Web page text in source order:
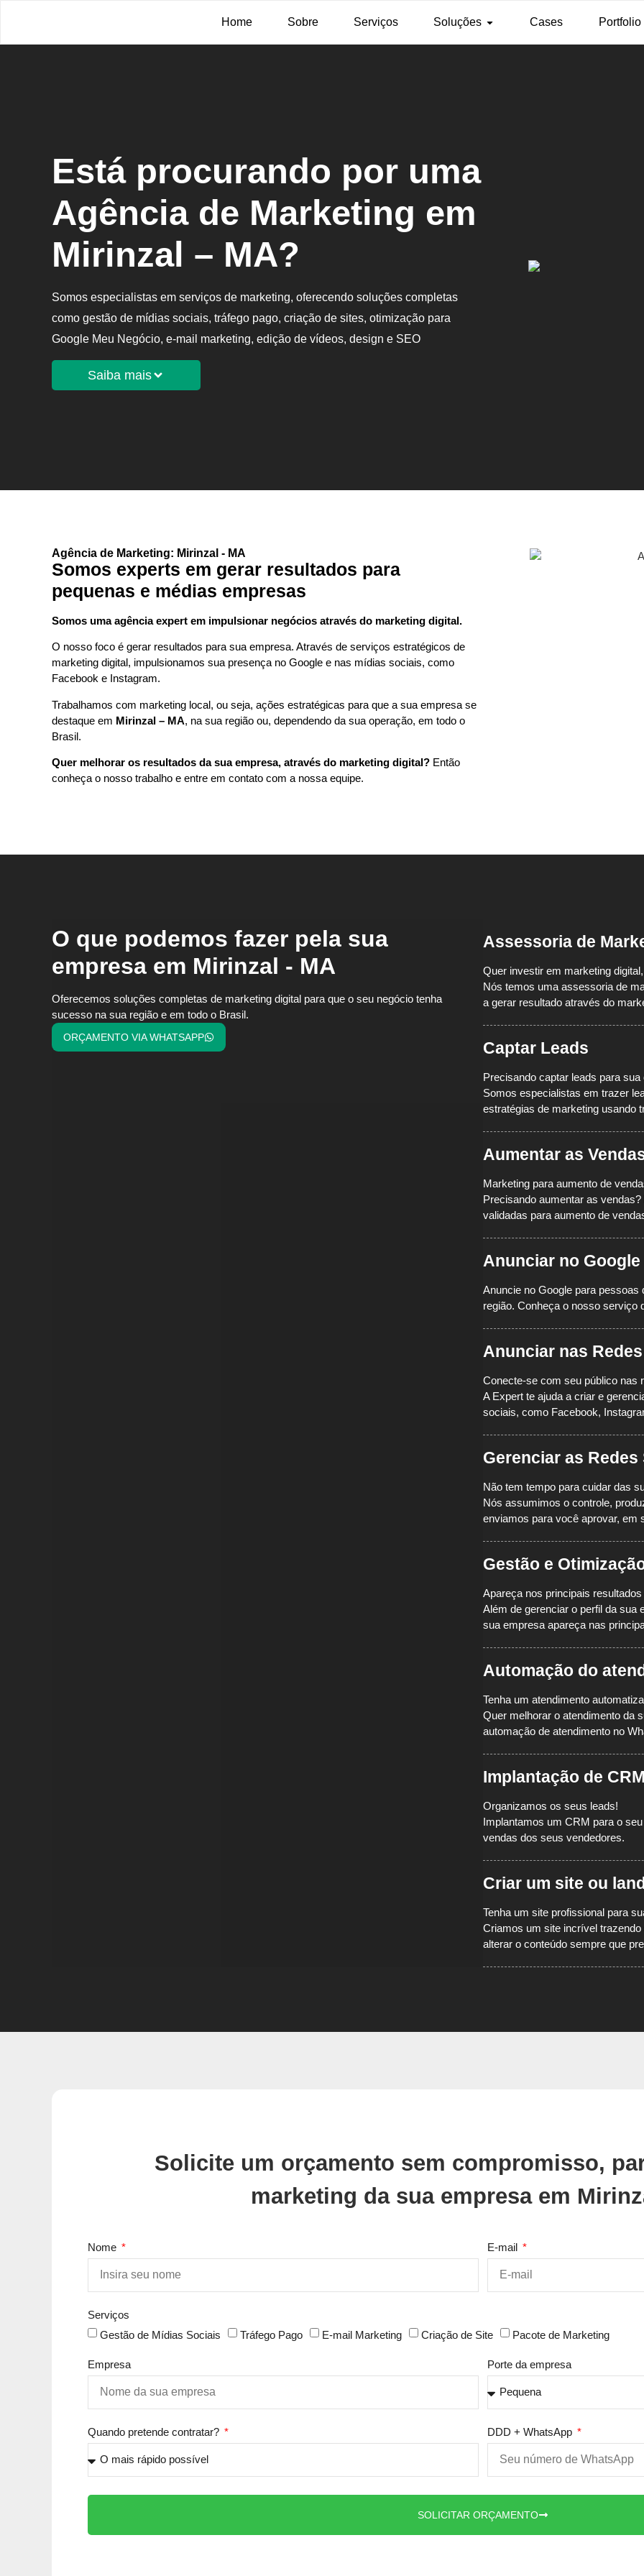
Home Sobre Serviços Soluções Cases Portfolio
Está procurando por uma
Agência de Marketing em
Mirinzal – MA?
Somos especialistas em serviços de marketing, oferecendo soluções completas
como gestão de mídias sociais, tráfego pago, criação de sites, otimização para
Google Meu Negócio, e-mail marketing, edição de vídeos, design e SEO
Saiba mais
Agência de Marketing: Mirinzal - MA
Somos experts em gerar resultados para
pequenas e médias empresas
Somos uma agência expert em impulsionar negócios através do marketing digital.
O nosso foco é gerar resultados para sua empresa. Através de serviços estratégicos de
marketing digital, impulsionamos sua presença no Google e nas mídias sociais, como
Facebook e Instagram.
Trabalhamos com marketing local, ou seja, ações estratégicas para que a sua empresa se
destaque em Mirinzal – MA, na sua região ou, dependendo da sua operação, em todo o
Brasil.
Quer melhorar os resultados da sua empresa, através do marketing digital? Então
conheça o nosso trabalho e entre em contato com a nossa equipe.
O que podemos fazer pela sua
empresa em Mirinzal - MA
Oferecemos soluções completas de marketing digital para que o seu negócio tenha
sucesso na sua região e em todo o Brasil.
ORÇAMENTO VIA WHATSAPP
Assessoria de
Quer investir em marketing
Nós temos uma assessoria de
a gerar resultado através do
Captar Leads
Precisando captar leads para
Somos especialistas em trazer
estratégias de marketing usando
Aumentar as
Marketing para aumento de
Precisando aumentar as
validadas para aumento de
Anunciar no Google
Anuncie no Google para
região. Conheça o nosso serviço
Anunciar nas
Conecte-se com seu público nas
A Expert te ajuda a criar e
sociais, como Facebook,
Gerenciar as Redes
Não tem tempo para cuidar das
Nós assumimos o controle,
enviamos para você aprovar, em
Gestão e
Apareça nos principais
Além de gerenciar o perfil da sua
sua empresa apareça nas
Automação do
Tenha um atendimento
Quer melhorar o atendimento da
automação de atendimento no
Implantação de
Organizamos os seus leads!
Implantamos um CRM para o
vendas dos seus vendedores.
Criar um site ou
Tenha um site profissional para
Criamos um site incrível
alterar o conteúdo sempre que
Solicite um orçamento sem compromisso,
marketing da sua empresa em
Nome E-mail
Serviços
Gestão de Mídias Sociais
Tráfego Pago E-mail Marketing Criação de Site Pacote de Marketing
Empresa Porte da empresa
Quando pretende contratar? DDD + WhatsApp
SOLICITAR ORÇAMENTO